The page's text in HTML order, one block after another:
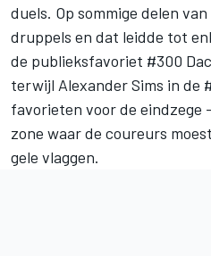
duels. Op sommige delen
druppels en dat leidde tot
de publieksfavoriet #300
terwijl Alexander Sims in de
favorieten voor de eindzege
zone waar de coureurs
gele vlaggen.